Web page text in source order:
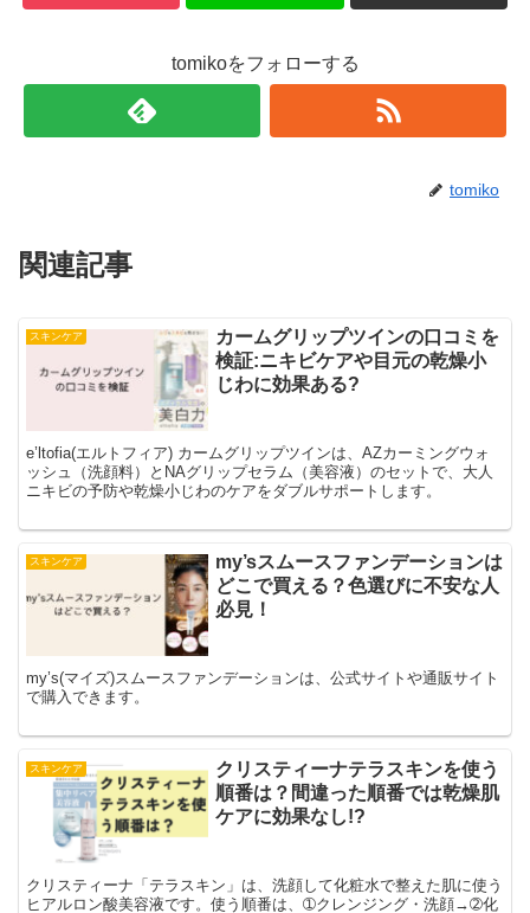
tomikoをフォローする
tomiko
関連記事
スキンケア
カームグリップツインの口コミを
検証:ニキビケアや目元の乾燥小
じわに効果ある?
e’ltofia(エルトフィア) カームグリップツインは、AZカーミングウォ
ッシュ（洗顔料）とNAグリップセラム（美容液）のセットで、大人
ニキビの予防や乾燥小じわのケアをダブルサポートします。
スキンケア
my’sスムースファンデーションは
どこで買える？色選びに不安な人
必見！
my’s(マイズ)スムースファンデーションは、公式サイトや通販サイト
で購入できます。
スキンケア
クリスティーナテラスキンを使う
順番は？間違った順番では乾燥肌
ケアに効果なし!?
クリスティーナ「テラスキン」は、洗顔して化粧水で整えた肌に使う
ヒアルロン酸美容液です。使う順番は、➀クレンジング・洗顔→➁化